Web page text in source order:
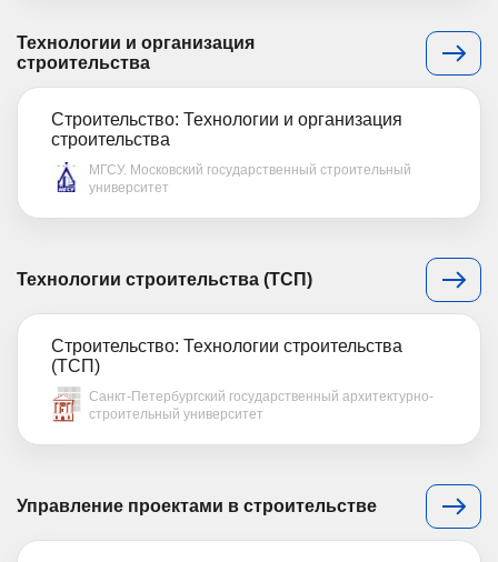
Технологии и организация
строительства
Строительство: Технологии и организация
строительства
МГСУ. Московский государственный строительный
университет
Технологии строительства (ТСП)
Строительство: Технологии строительства
(ТСП)
Санкт-Петербургский государственный архитектурно-
строительный университет
Управление проектами в строительстве